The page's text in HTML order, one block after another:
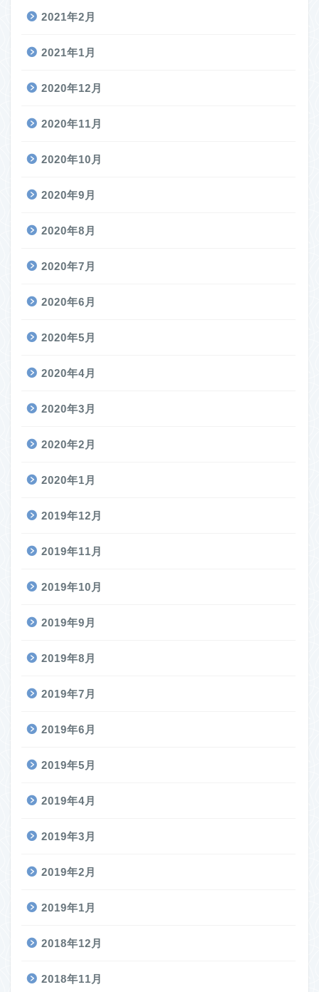
2021年2月
2021年1月
2020年12月
2020年11月
2020年10月
2020年9月
2020年8月
2020年7月
2020年6月
2020年5月
2020年4月
2020年3月
2020年2月
2020年1月
2019年12月
2019年11月
2019年10月
2019年9月
2019年8月
2019年7月
2019年6月
2019年5月
2019年4月
2019年3月
2019年2月
2019年1月
2018年12月
2018年11月